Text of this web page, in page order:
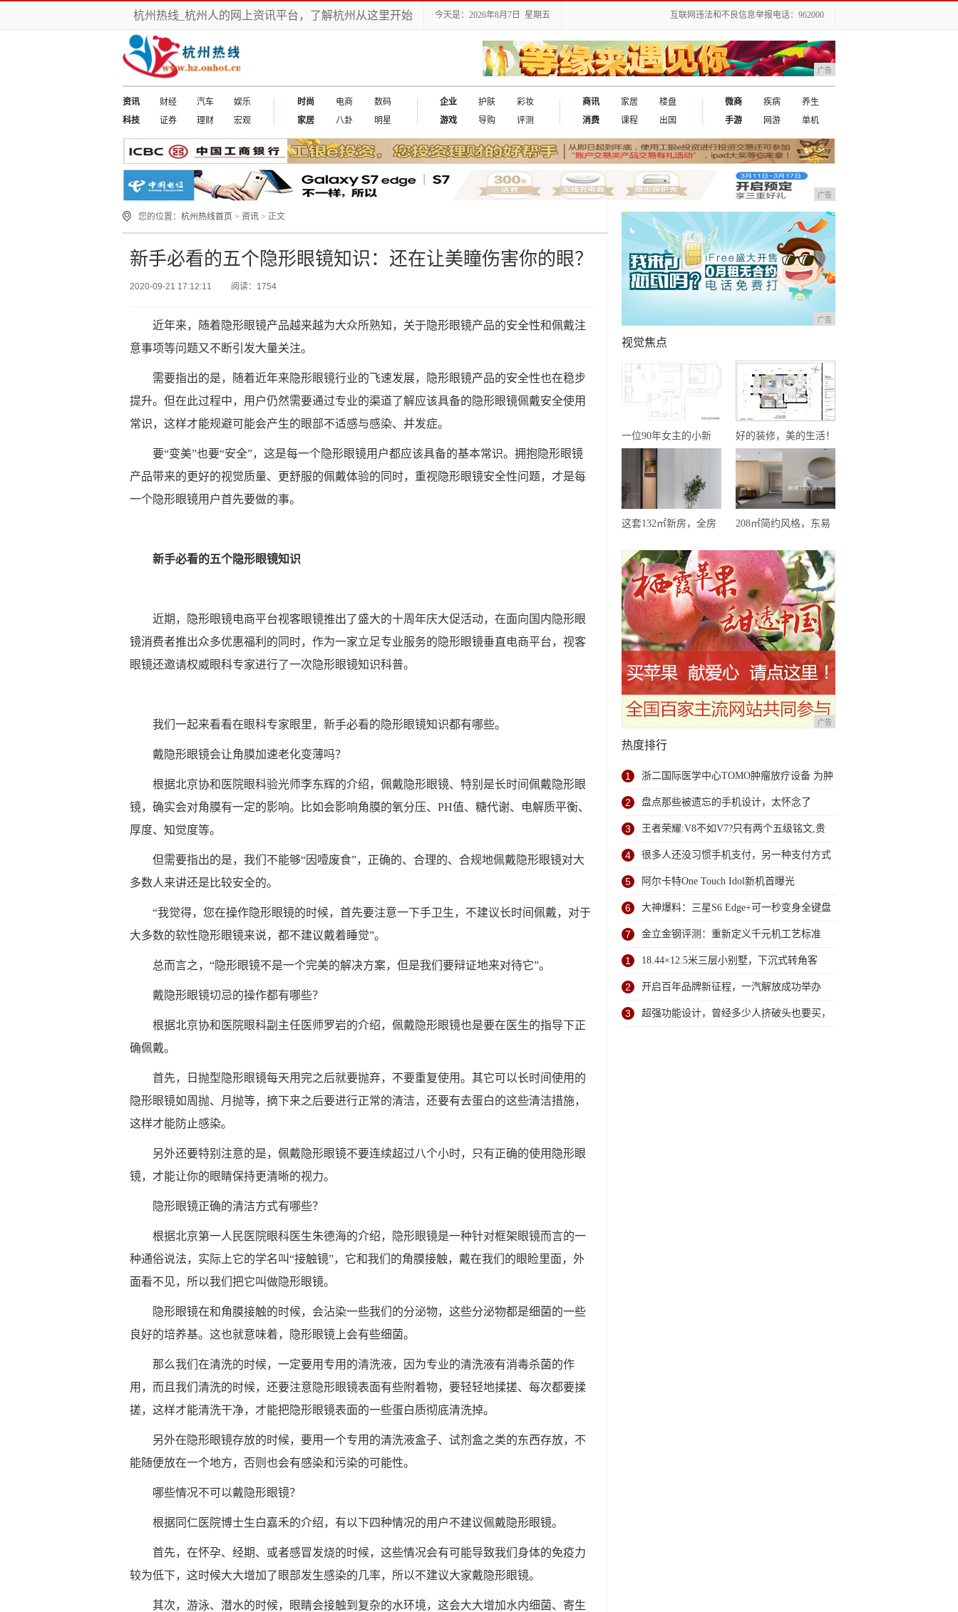
杭州热线_杭州人的网上资讯平台，了解杭州从这里开始 今天是：2026年8月7日 星期五 互联网违法和不良信息举报电话：962000
广告
资讯 财经 汽车
娱乐
科技
证券 理财 宏观
时尚 电商
数码
家居
八卦 明星
企业 护肤
彩妆
游戏
导购 评测
商讯 家居
楼盘
消费
课程 出国
微商 疾病
养生
手游
网游 单机
广告
您的位置： 杭州热线首页 > 资讯 > 正文
新手必看的五个隐形眼镜知识：还在让美瞳伤害你的眼？
2020-09-21 17:12:11 阅读：1754
近年来，随着隐形眼镜产品越来越为大众所熟知，关于隐形眼镜产品的安全性和佩戴注
意事项等问题又不断引发大量关注。
需要指出的是，随着近年来隐形眼镜行业的飞速发展，隐形眼镜产品的安全性也在稳步
提升。但在此过程中，用户仍然需要通过专业的渠道了解应该具备的隐形眼镜佩戴安全使用
常识，这样才能规避可能会产生的眼部不适感与感染、并发症。
要“变美”也要“安全”，这是每一个隐形眼镜用户都应该具备的基本常识。拥抱隐形眼镜
产品带来的更好的视觉质量、更舒服的佩戴体验的同时，重视隐形眼镜安全性问题，才是每
一个隐形眼镜用户首先要做的事。
新手必看的五个隐形眼镜知识
近期，隐形眼镜电商平台视客眼镜推出了盛大的十周年庆大促活动，在面向国内隐形眼
镜消费者推出众多优惠福利的同时，作为一家立足专业服务的隐形眼镜垂直电商平台，视客
眼镜还邀请权威眼科专家进行了一次隐形眼镜知识科普。
我们一起来看看在眼科专家眼里，新手必看的隐形眼镜知识都有哪些。
戴隐形眼镜会让角膜加速老化变薄吗？
根据北京协和医院眼科验光师李东辉的介绍，佩戴隐形眼镜、特别是长时间佩戴隐形眼
镜，确实会对角膜有一定的影响。比如会影响角膜的氧分压、PH值、糖代谢、电解质平衡、
厚度、知觉度等。
但需要指出的是，我们不能够“因噎废食”，正确的、合理的、合规地佩戴隐形眼镜对大
多数人来讲还是比较安全的。
“我觉得，您在操作隐形眼镜的时候，首先要注意一下手卫生，不建议长时间佩戴，对于
大多数的软性隐形眼镜来说，都不建议戴着睡觉”。
总而言之，“隐形眼镜不是一个完美的解决方案，但是我们要辩证地来对待它”。
戴隐形眼镜切忌的操作都有哪些？
根据北京协和医院眼科副主任医师罗岩的介绍，佩戴隐形眼镜也是要在医生的指导下正
确佩戴。
首先，日抛型隐形眼镜每天用完之后就要抛弃，不要重复使用。其它可以长时间使用的
隐形眼镜如周抛、月抛等，摘下来之后要进行正常的清洁，还要有去蛋白的这些清洁措施，
这样才能防止感染。
另外还要特别注意的是，佩戴隐形眼镜不要连续超过八个小时，只有正确的使用隐形眼
镜，才能让你的眼睛保持更清晰的视力。
隐形眼镜正确的清洁方式有哪些？
根据北京第一人民医院眼科医生朱德海的介绍，隐形眼镜是一种针对框架眼镜而言的一
种通俗说法，实际上它的学名叫“接触镜”，它和我们的角膜接触，戴在我们的眼睑里面，外
面看不见，所以我们把它叫做隐形眼镜。
隐形眼镜在和角膜接触的时候，会沾染一些我们的分泌物，这些分泌物都是细菌的一些
良好的培养基。这也就意味着，隐形眼镜上会有些细菌。
那么我们在清洗的时候，一定要用专用的清洗液，因为专业的清洗液有消毒杀菌的作
用，而且我们清洗的时候，还要注意隐形眼镜表面有些附着物，要轻轻地揉搓、每次都要揉
搓，这样才能清洗干净，才能把隐形眼镜表面的一些蛋白质彻底清洗掉。
另外在隐形眼镜存放的时候，要用一个专用的清洗液盒子、试剂盒之类的东西存放，不
能随便放在一个地方，否则也会有感染和污染的可能性。
哪些情况不可以戴隐形眼镜？
根据同仁医院博士生白嘉禾的介绍，有以下四种情况的用户不建议佩戴隐形眼镜。
首先，在怀孕、经期、或者感冒发烧的时候，这些情况会有可能导致我们身体的免疫力
较为低下，这时候大大增加了眼部发生感染的几率，所以不建议大家戴隐形眼镜。
其次，游泳、潜水的时候，眼睛会接触到复杂的水环境，这会大大增加水内细菌、寄生
广告
视觉焦点
一位90年女主的小新
房，面积50㎡，简约式
风格，让我越看越爱
好的装修，美的生活！
现代风格演绎，心之所
向方为家
这套132㎡新房，全房
简大气，让人极度放松
208㎡简约风格，东易
·见》
广告
热度排行
1 浙二国际医学中心TOMO肿瘤放疗设备 为肿
瘤患者带来新福音
2 盘点那些被遗忘的手机设计，太怀念了
3 王者荣耀:V8不如V7?只有两个五级铭文,贵
族八奖励是该换换
4 很多人还没习惯手机支付，另一种支付方式
就开始诞生了
5 阿尔卡特One Touch Idol新机首曝光
6 大神爆料：三星S6 Edge+可一秒变身全键盘
手机
7 金立金钢评测：重新定义千元机工艺标准
1 18.44×12.5米三层小别墅，下沉式转角客
厅，匠心设计
2 开启百年品牌新征程，一汽解放成功举办
2020生态合作伙伴大会
3 超强功能设计，曾经多少人挤破头也要买，